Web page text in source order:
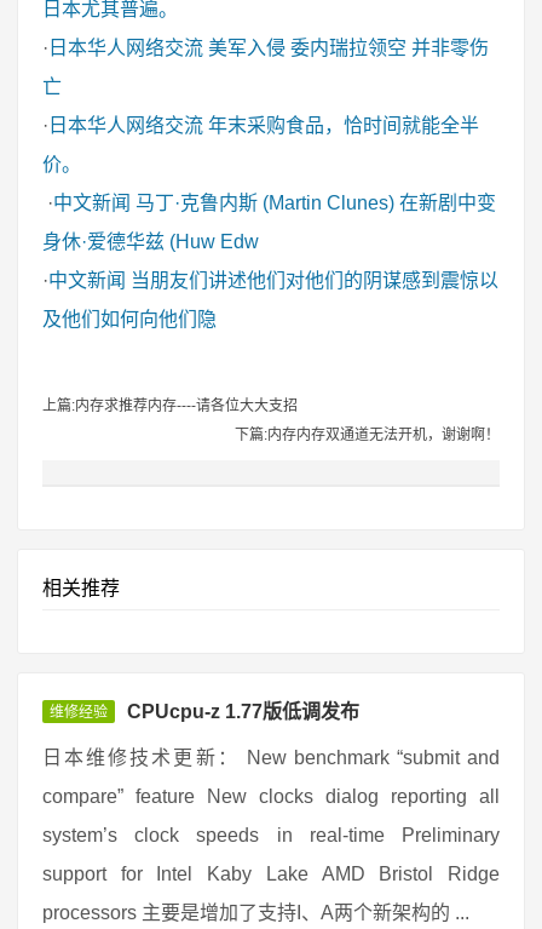
日本尤其普遍。
· 日本华人网络交流 美军入侵 委内瑞拉领空 并非零伤
亡
· 日本华人网络交流 年末采购食品，恰时间就能全半
价。
·中文新闻 马丁·克鲁内斯 (Martin Clunes) 在新剧中变
身休·爱德华兹 (Huw Edw
·中文新闻 当朋友们讲述他们对他们的阴谋感到震惊以
及他们如何向他们隐
上篇:内存求推荐内存----请各位大大支招
下篇:内存内存双通道无法开机，谢谢啊！
相关推荐
维修经验 CPUcpu-z 1.77版低调发布
日本维修技术更新： New benchmark “submit and
compare” feature New clocks dialog reporting all
system’s clock speeds in real-time Preliminary
support for Intel Kaby Lake AMD Bristol Ridge
processors 主要是增加了支持I、A两个新架构的 ...